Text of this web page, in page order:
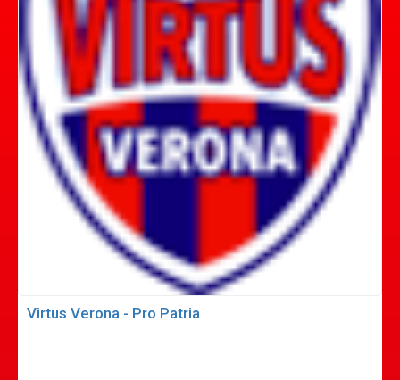
Virtus Verona - Pro Patria